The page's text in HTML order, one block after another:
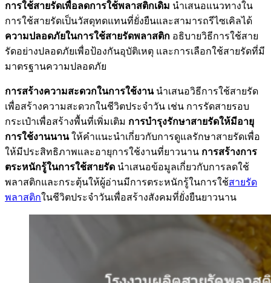
การใช้สายรัดเพื่อลดการใช้พลาสติกเดิม นำเสนอแนวทางใน
การใช้สายรัดเป็นวัสดุทดแทนที่ยั่งยืนและสามารถรีไซเคิลได้
ความปลอดภัยในการใช้สายรัดพลาสติก อธิบายวิธีการใช้สาย
รัดอย่างปลอดภัยเพื่อป้องกันอุบัติเหตุ และการเลือกใช้สายรัดที่มี
มาตรฐานความปลอดภัย
การสร้างความสะดวกในการใช้งานนำเสนอวิธีการใช้สายรัด
เพื่อสร้างความสะดวกในชีวิตประจำวัน เช่น การรัดสายรอบ
กระเป๋าเพื่อสร้างพื้นที่เพิ่มเติม การบำรุงรักษาสายรัดให้มีอายุ
การใช้งานนานให้คำแนะนำเกี่ยวกับการดูแลรักษาสายรัดเพื่อ
ให้มีประสิทธิภาพและอายุการใช้งานที่ยาวนาน การสร้างการ
ตระหนักรู้ในการใช้สายรัด นำเสนอข้อมูลเกี่ยวกับการลดใช้
พลาสติกและกระตุ้นให้ผู้อ่านมีการตระหนักรู้ในการใช้สายรัด
พลาสติกในชีวิตประจำวันเพื่อสร้างสังคมที่ยั่งยืนยาวนาน